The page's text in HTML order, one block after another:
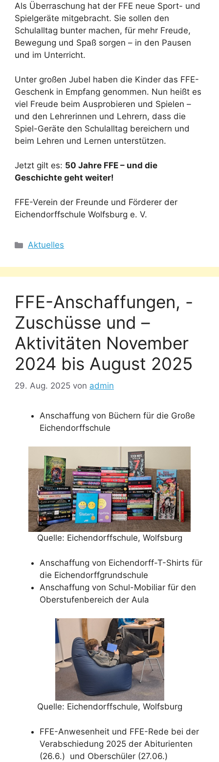
Als Überraschung hat der FFE neue Sport- und
Spielgeräte mitgebracht. Sie sollen den
Schulalltag bunter machen, für mehr Freude,
Bewegung und Spaß sorgen – in den Pausen
und im Unterricht.
Unter großen Jubel haben die Kinder das FFE-
Geschenk in Empfang genommen. Nun heißt es
viel Freude beim Ausprobieren und Spielen –
und den Lehrerinnen und Lehrern, dass die
Spiel-Geräte den Schulalltag bereichern und
beim Lehren und Lernen unterstützen.
Jetzt gilt es: 50 Jahre FFE – und die
Geschichte geht weiter!
FFE-Verein der Freunde und Förderer der
Eichendorffschule Wolfsburg e. V.
Kategorien
Aktuelles
FFE-Anschaffungen, -
Zuschüsse und –
Aktivitäten November
2024 bis August 2025
29. Aug. 2025 von admin
Anschaffung von Büchern für die Große
Eichendorffschule
Quelle: Eichendorffschule, Wolfsburg
Anschaffung von Eichendorff-T-Shirts für
die Eichendorffgrundschule
Anschaffung von Schul-Mobiliar für den
Oberstufenbereich der Aula
Quelle: Eichendorffschule, Wolfsburg
FFE-Anwesenheit und FFE-Rede bei der
Verabschiedung 2025 der Abiturienten
(26.6.) und Oberschüler (27.06.)